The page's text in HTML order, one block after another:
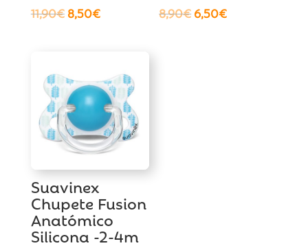
11,90€ El
11,90€.
8,50€El
8,50€.
8,90€ El
6,50€El
Suavinex
Chupete Fusion
Anatómico
Silicona -2-4m